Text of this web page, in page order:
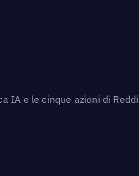
IA e le cinque azioni di